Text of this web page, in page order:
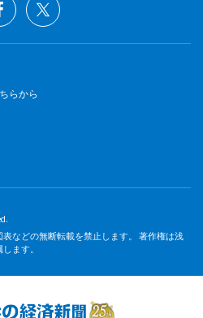
らから
などの無断転載を禁止します。 著作権は浅
ます。